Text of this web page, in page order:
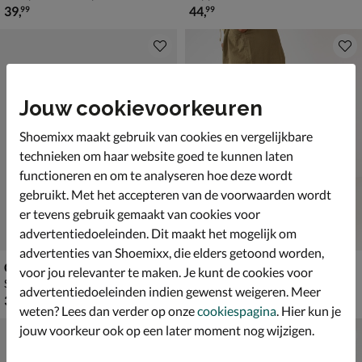
€ 39,99
39,99 € 44,99
44,99
Crocs Miami
Sandalen - zwart
€ 39,99
39 ,99
Crocs Soho
€ 59,99
59,99
Jouw cookievoorkeuren
Shoemixx maakt gebruik van cookies en vergelijkbare
technieken om haar website goed te kunnen laten
functioneren en om te analyseren hoe deze wordt
gebruikt. Met het accepteren van de voorwaarden wordt
er tevens gebruik gemaakt van cookies voor
advertentiedoeleinden. Dit maakt het mogelijk om
advertenties van Shoemixx, die elders getoond worden,
voor jou relevanter te maken. Je kunt de cookies voor
advertentiedoeleinden indien gewenst weigeren. Meer
weten? Lees dan verder op onzecookiespagina. Hier kun je
jouw voorkeur ook op een later moment nog wijzigen.